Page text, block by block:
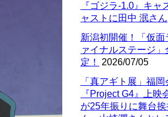
『ゴジラ-1.0』キャ
ャストに田中 泯さん
新潟初開催！「仮面
ァイナルステージ
定！
2026/07/05
「真アギト展」福
『Project G4』上映
が25年振りに舞台